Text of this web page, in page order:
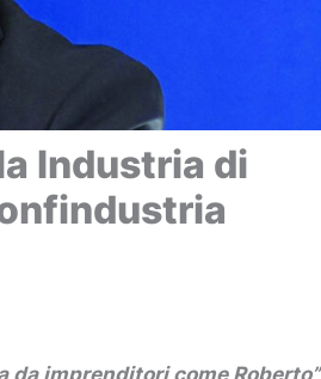
Industria di